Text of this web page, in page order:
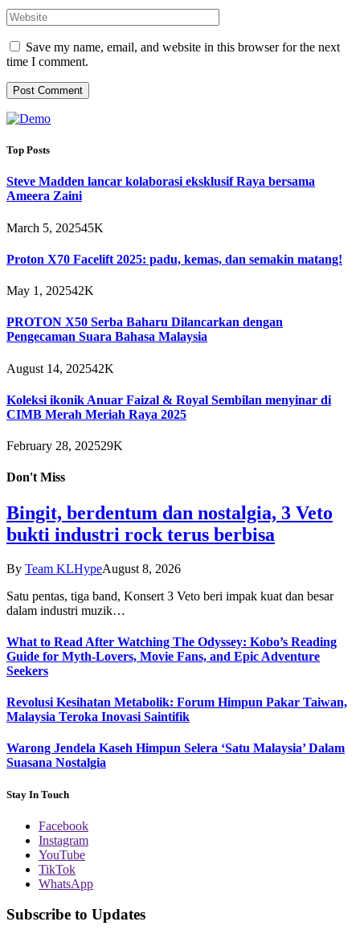
Save my name, email, and website in this browser for the next
time I comment.
Top Posts
Steve Madden lancar kolaborasi eksklusif Raya bersama
Ameera Zaini
March 5, 202545K
Proton X70 Facelift 2025: padu, kemas, dan semakin matang!
May 1, 202542K
PROTON X50 Serba Baharu Dilancarkan dengan
Pengecaman Suara Bahasa Malaysia
August 14, 202542K
Koleksi ikonik Anuar Faizal & Royal Sembilan menyinar di
CIMB Merah Meriah Raya 2025
February 28, 202529K
Don't Miss
Bingit, berdentum dan nostalgia, 3 Veto
bukti industri rock terus berbisa
By Team KLHypeAugust 8, 2026
Satu pentas, tiga band, Konsert 3 Veto beri impak kuat dan besar
dalam industri muzik…
What to Read After Watching The Odyssey: Kobo’s Reading
Guide for Myth-Lovers, Movie Fans, and Epic Adventure
Seekers
Revolusi Kesihatan Metabolik: Forum Himpun Pakar Taiwan,
Malaysia Teroka Inovasi Saintifik
Warong Jendela Kaseh Himpun Selera ‘Satu Malaysia’ Dalam
Suasana Nostalgia
Stay In Touch
Facebook
Instagram
YouTube
TikTok
WhatsApp
Subscribe to Updates